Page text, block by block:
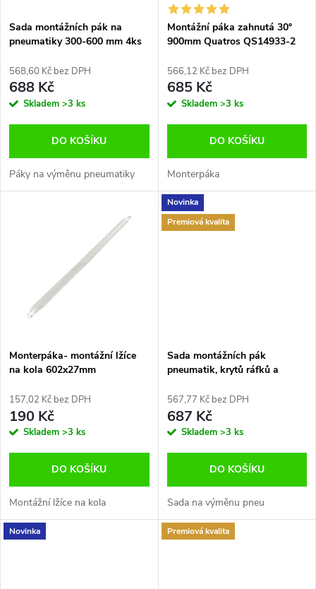
p
r
o
u
s
p
r
o
d
u
Sada montážních pák na
pneumatiky 300-600 mm 4ks
568,60 Kč bez DPH
688 Kč
Skladem >3 ks
DO KOŠÍKU
Páky na výměnu pneumatiky
Montážní páka zahnutá 30°
900mm Quatros QS14933-2
566,12 Kč bez DPH
685 Kč
Skladem >3 ks
DO KOŠÍKU
Monterpáka
Monterpáka- montážní lžíce
na kola 602x27mm
157,02 Kč bez DPH
190 Kč
Skladem >3 ks
DO KOŠÍKU
Montážní lžíce na kola
Novinka
Premiová kvalita
Sada montážních pák
pneumatik, krytů ráfků a
TECPO-Germany TP300257
567,77 Kč bez DPH
687 Kč
Skladem >3 ks
DO KOŠÍKU
Sada na výměnu pneu
Novinka Premiová kvalita